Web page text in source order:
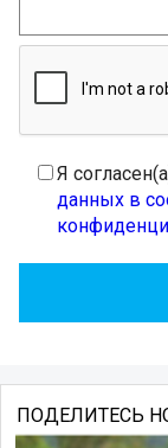
Я
данных в
ПОДЕЛИТЕСЬ